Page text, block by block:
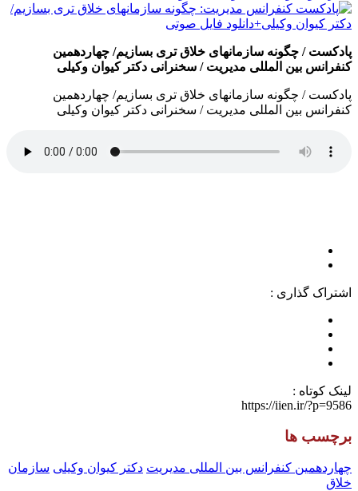
پادکست / چگونه سازمانهای خلاق تری بسازیم/ چهاردهمین
کنفرانس بین المللی مدیریت / سخنرانی دکتر کیوان وکیلی
پادکست / چگونه سازمانهای خلاق تری بسازیم/ چهاردهمین
کنفرانس بین المللی مدیریت / سخنرانی دکتر کیوان وکیلی
اشتراک گذاری :
لینک کوتاه :
https://iien.ir/?p=9586
برچسب ها
چهاردهمین کنفرانس بین المللی مدیریت دکتر کیوان وکیلی سازمان
خلاق